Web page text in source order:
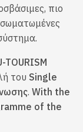
πιο
TOURISM
του Single
. With the
of the